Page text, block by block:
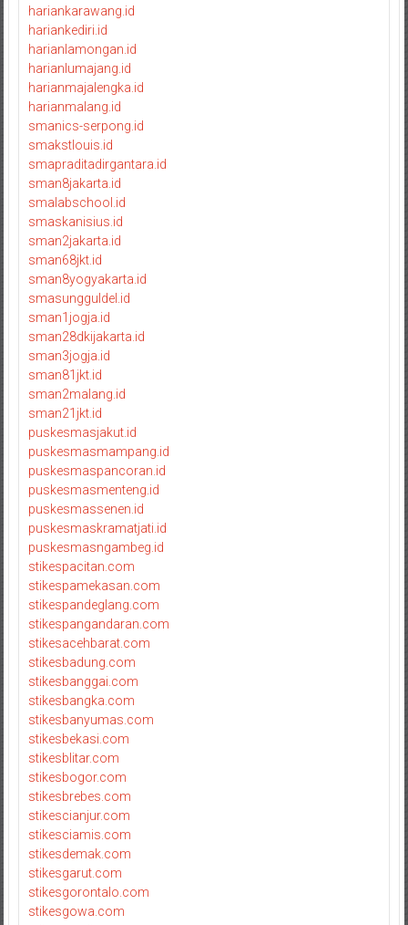
hariankarawang.id
hariankediri.id
harianlamongan.id
harianlumajang.id
harianmajalengka.id
harianmalang.id
smanics-serpong.id
smakstlouis.id
smapraditadirgantara.id
sman8jakarta.id
smalabschool.id
smaskanisius.id
sman2jakarta.id
sman68jkt.id
sman8yogyakarta.id
smasungguldel.id
sman1jogja.id
sman28dkijakarta.id
sman3jogja.id
sman81jkt.id
sman2malang.id
sman21jkt.id
puskesmasjakut.id
puskesmasmampang.id
puskesmaspancoran.id
puskesmasmenteng.id
puskesmassenen.id
puskesmaskramatjati.id
puskesmasngambeg.id
stikespacitan.com
stikespamekasan.com
stikespandeglang.com
stikespangandaran.com
stikesacehbarat.com
stikesbadung.com
stikesbanggai.com
stikesbangka.com
stikesbanyumas.com
stikesbekasi.com
stikesblitar.com
stikesbogor.com
stikesbrebes.com
stikescianjur.com
stikesciamis.com
stikesdemak.com
stikesgarut.com
stikesgorontalo.com
stikesgowa.com